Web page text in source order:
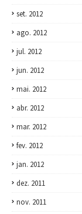
set. 2012
ago. 2012
jul. 2012
jun. 2012
mai. 2012
abr. 2012
mar. 2012
fev. 2012
jan. 2012
dez. 2011
nov. 2011